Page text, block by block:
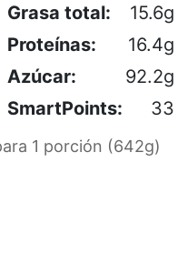
Grasa total:
15.6g
Proteínas:
16.4g
Azúcar:
92.2g
SmartPoints: 33
1 porción (642g)